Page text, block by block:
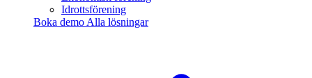
Idrottsförening
Boka demo Alla lösningar